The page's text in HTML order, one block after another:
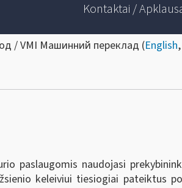
Kontaktai /
/ VMI Машинний переклад (English,
paslaugomis naudojasi
keleiviui tiesiogiai pateiktus